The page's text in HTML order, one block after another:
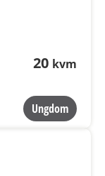
20 kvm
Ungdom